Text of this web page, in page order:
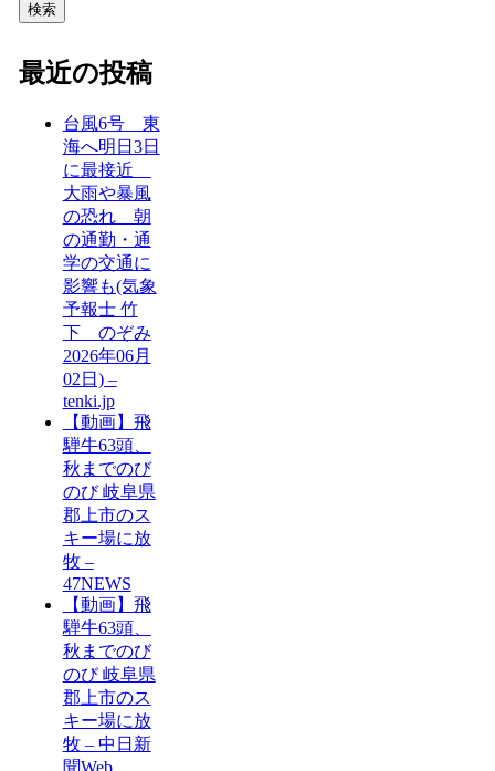
検索
最近の投稿
台風6号 東
海へ明日3日
に最接近
大雨や暴風
の恐れ 朝
の通勤・通
学の交通に
影響も(気象
予報士 竹
下 のぞみ
2026年06月
02日) –
tenki.jp
【動画】飛
騨牛63頭、
秋までのび
のび 岐阜県
郡上市のス
キー場に放
牧 –
47NEWS
【動画】飛
騨牛63頭、
秋までのび
のび 岐阜県
郡上市のス
キー場に放
牧 – 中日新
聞Web